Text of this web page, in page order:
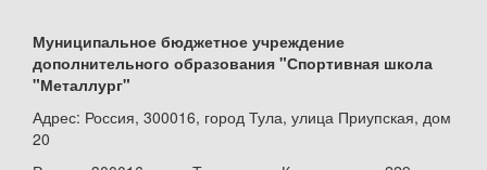
Муниципальное бюджетное учреждение
дополнительного образования "Спортивная школа
"Металлург"
Адрес: Россия, 300016, город Тула, улица Приупская, дом
20